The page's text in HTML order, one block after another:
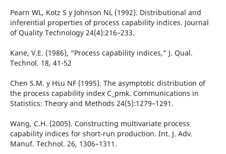
Pearn WL, Kotz S y Johnson NL (1992). Distributional and
inferential properties of process capability indices. Journal
of Quality Technology 24(4):216–233.
Kane, V.E. (1986), “Process capability indices,” J. Qual.
Technol. 18, 41-52
Chen S.M. y Hsu NF (1995). The asymptotic distribution of
the process capability index C_pmk. Communications in
Statistics: Theory and Methods 24(5):1279–1291.
Wang, C.H. (2005). Constructing multivariate process
capability indices for short-run production. Int. J. Adv.
Manuf. Technol. 26, 1306–1311.